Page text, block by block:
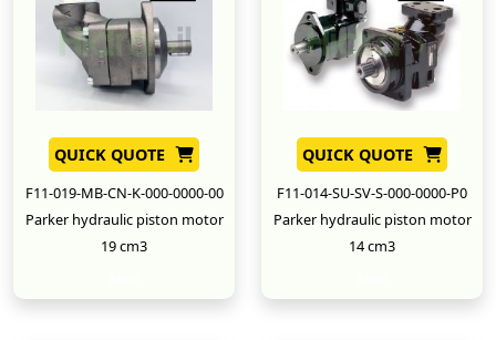
QUICK QUOTE
F11-019-MB-CN-K-000-0000-00
Parker hydraulic piston motor
19 cm3
QUICK QUOTE
F11-014-SU-SV-S-000-0000-P0
Parker hydraulic piston motor
14 cm3